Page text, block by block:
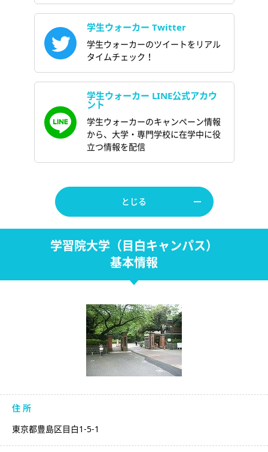
学生ウォーカー Twitter
学生ウォーカーのツイートをリアル
タイムチェック！
学生ウォーカー LINE公式アカウ
ント
学生ウォーカーのキャンペーン情報
から、大学・専門学校に在学中に役
立つ情報を配信
とじる
学習院大学（目白キャンパス）
基本情報
住 所
東京都豊島区目白1-5-1